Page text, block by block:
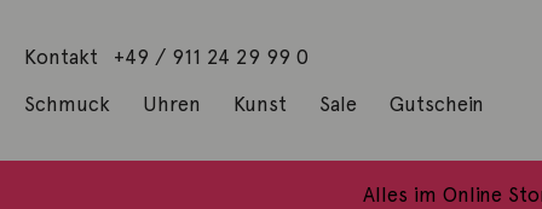
Kontakt +49 / 911 24 29 99 0
Schmuck Uhren Kunst Sale Gutschein
Alles im Online